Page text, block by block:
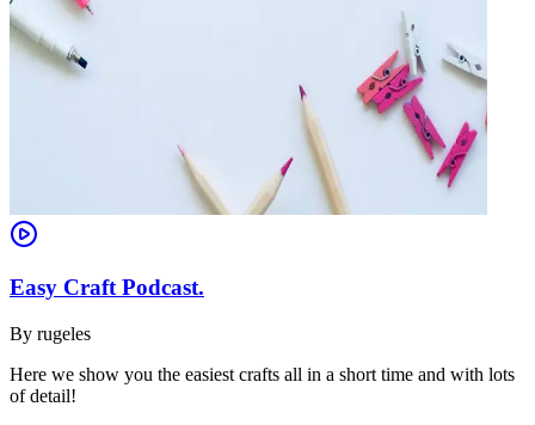
Easy Craft Podcast.
By rugeles
Here we show you the easiest crafts all in a short time and with lots
of detail!